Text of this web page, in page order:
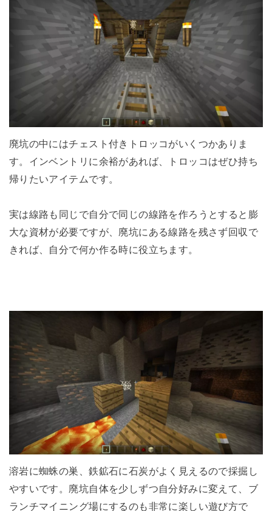
廃坑の中にはチェスト付きトロッコがいくつかありま
す。インベントリに余裕があれば、トロッコはぜひ持ち
帰りたいアイテムです。
実は線路も同じで自分で同じの線路を作ろうとすると膨
大な資材が必要ですが、廃坑にある線路を残さず回収で
きれば、自分で何か作る時に役立ちます。
溶岩に蜘蛛の巣、鉄鉱石に石炭がよく見えるので採掘し
やすいです。廃坑自体を少しずつ自分好みに変えて、ブ
ランチマイニング場にするのも非常に楽しい遊び方で